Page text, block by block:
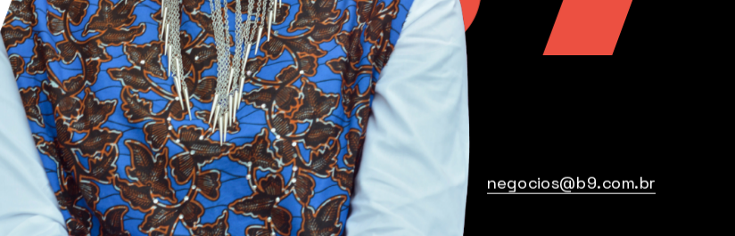
negocios@b9.com.br